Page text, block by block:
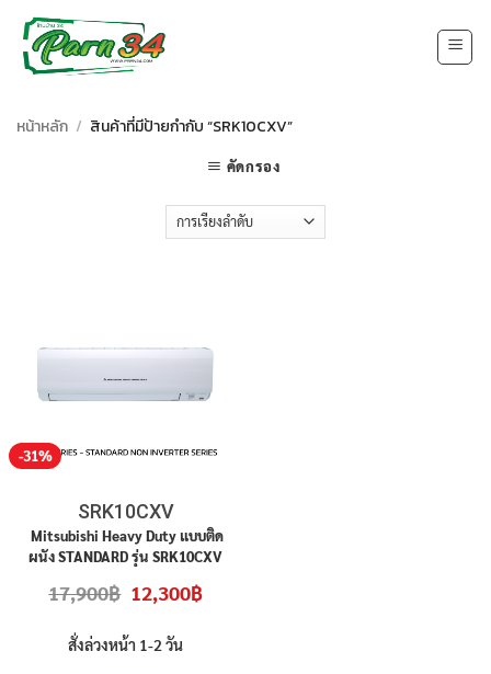
content
หน้าหลัก / สินค้าที่มีป้ายกำกับ “SRK10CXV”
คัดกรอง
-31%
SRK10CXV
Mitsubishi Heavy Duty แบบติด
ผนัง STANDARD รุ่น SRK10CXV
ศูนย์ ราคาไม่รวมติดตั้ง
17,900฿ Original
price
17,900฿.
12,300฿Current
price
สั่งล่วงหน้า 1-2 วัน